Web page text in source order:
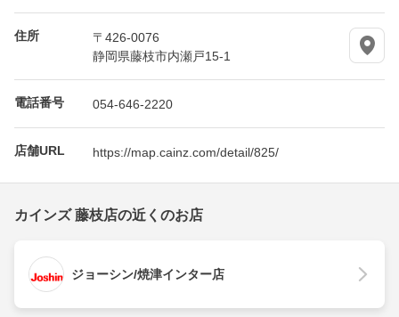
住所
〒426-0076
静岡県藤枝市内瀬戸15-1
電話番号 054-646-2220
店舗URL https://map.cainz.com/detail/825/
カインズ 藤枝店の近くのお店
ジョーシン/焼津インター店